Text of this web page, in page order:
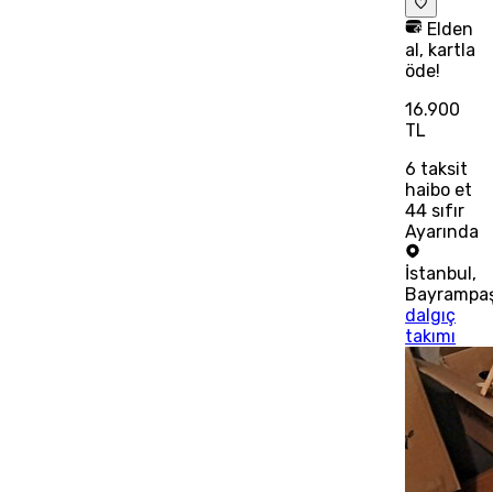
Elden
al, kartla
öde!
16.900
TL
6 taksit
haibo et
44 sıfır
Ayarında
İstanbul,
dalgıç
takımı